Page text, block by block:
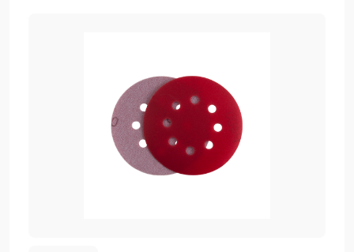
Краскопульты и Аэрографы
Добавки
Шлифовальные ленты